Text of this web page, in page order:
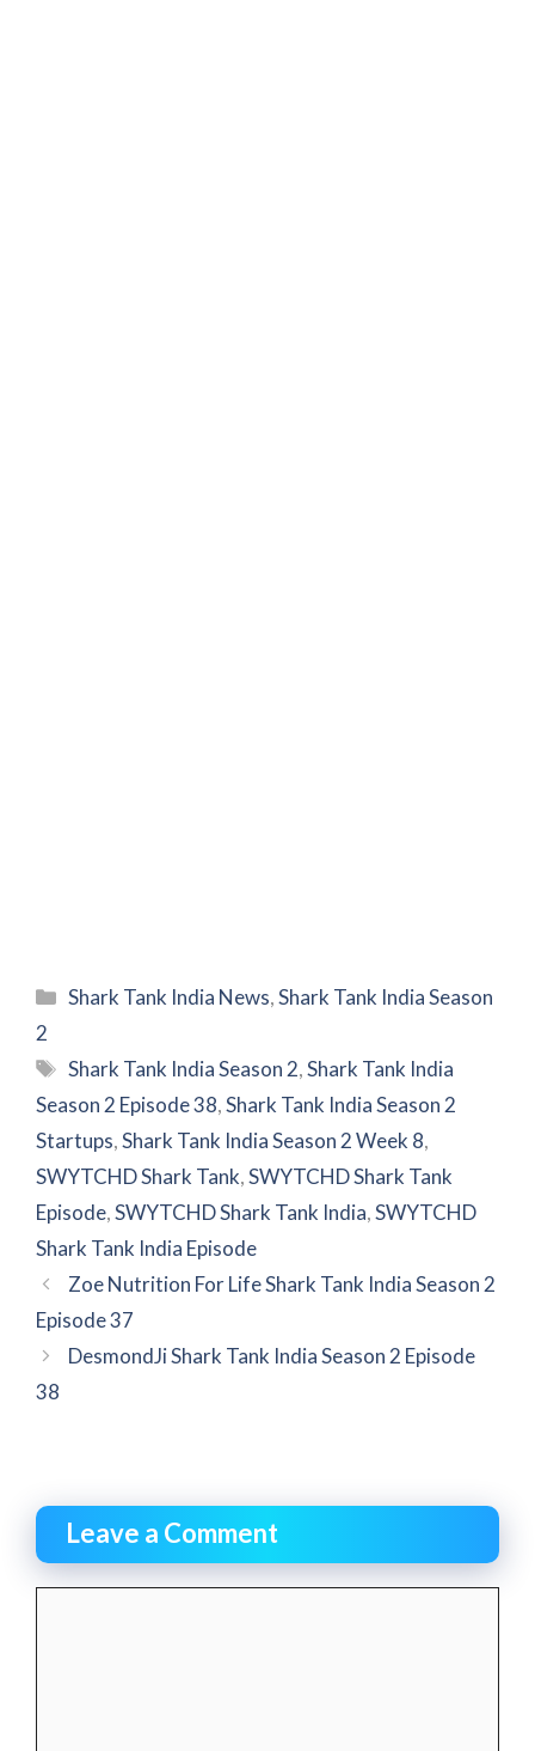
Categories
Shark Tank India News,Shark Tank India Season
2
Tags
Shark Tank India Season 2,Shark Tank India
Season 2 Episode 38,Shark Tank India Season 2
Startups,Shark Tank India Season 2 Week 8,
SWYTCHD Shark Tank,SWYTCHD Shark Tank
Episode,SWYTCHD Shark Tank India,SWYTCHD
Shark Tank India Episode
Zoe Nutrition For Life Shark Tank India Season 2
Episode 37
DesmondJi Shark Tank India Season 2 Episode
38
Leave a Comment